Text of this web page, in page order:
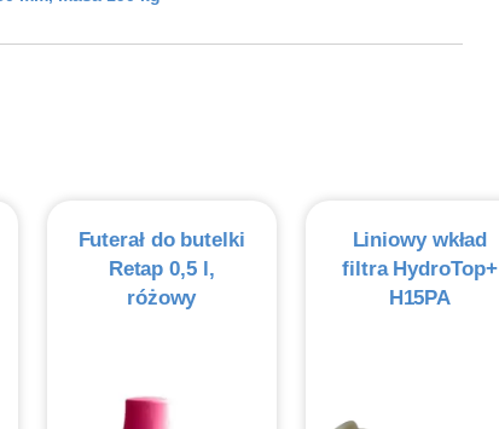
Futerał do butelki
Retap 0,5 l,
różowy
Liniowy wkład
filtra HydroTop+
H15PA